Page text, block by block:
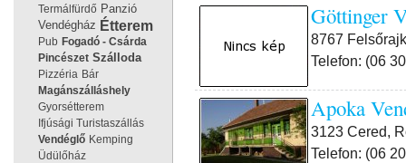
Termálfürdő Panzió
Vendégház Étterem
Pub Fogadó - Csárda
Pincészet Szálloda
Pizzéria Bár
Magánszálláshely
Gyorsétterem
Ifjúsági Turistaszállás
Vendéglő Kemping
Üdülőház
Göttinger
8767
Telefon: (06
Apoka
3123 Cered,
Telefon: (06